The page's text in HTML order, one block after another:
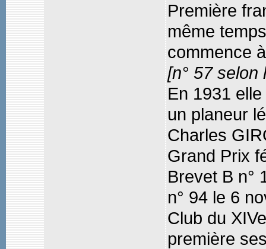
Première
même
commence
[n° 57 selon
En 1931
un planeur
Charles
Grand Prix
Brevet B n°
n° 94 le 6
Club du
première